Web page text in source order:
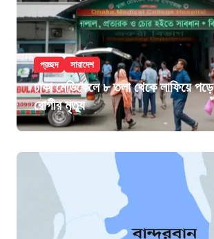
প্রচ্ছদ সারাদেশ
ঢাকা মেডিকেলে ৮ তলা থেকে লাফিয়ে পড়ে
রোগীর মৃত্যু